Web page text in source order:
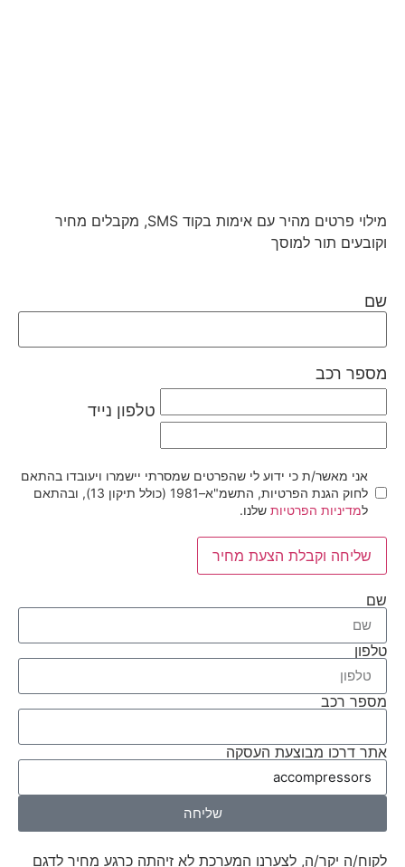
מילוי פרטים מהיר עם אימות בקוד SMS, מקבלים מחיר
וקובעים תור למוסך
שם
מספר רכב
טלפון נייד
אני מאשר/ת כי ידוע לי שהפרטים שמסרתי יישמרו ויעובדו בהתאם
לחוק הגנת הפרטיות, התשמ"א–1981 (כולל תיקון 13), ובהתאם
למדיניות הפרטיות שלנו.
שליחה וקבלת הצעת מחיר
שם
טלפון
מספר רכב
אתר דרכו מבוצעת העסקה
שליחה
לקוח/ה יקר/ה, לצערנו המערכת לא זיהתה כרגע מחיר לדגם